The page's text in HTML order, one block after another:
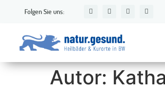
Folgen Sie uns:
Autor: